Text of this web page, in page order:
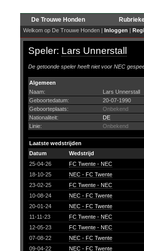
De Trouwe Honden
Welkom op De Trouwe Honden | Inloggen |
Speler: Lars Unnerstall
De getoonde speler heeft niet voor NEC
Algemeen
Naam:
Lars Unnerstall
Geboortedatum:
20-07-1990
Geboorteplaats:
Onbekend
Nationaliteit:
DE
Linie:
Onbekend
Laatste wedstrijden
Datum
Wedstrijd
25-04-26
FC Twente - NEC
18-10-25
NEC - FC Twente
23-02-25
FC Twente - NEC
10-08-24
NEC - FC Twente
20-01-24
NEC - FC Twente
11-11-23
FC Twente - NEC
12-05-23
FC Twente - NEC
07-08-22
NEC - FC Twente
09-04-22
NEC - FC Twente